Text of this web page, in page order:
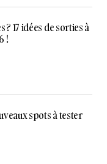
? 17 idées de sorties à
!
spots à tester